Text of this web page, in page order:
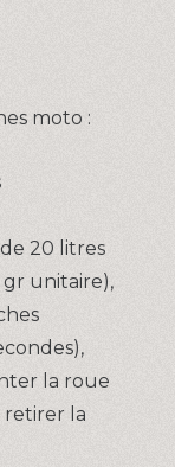
moto :
20 litres
unitaire),
la roue
retirer la